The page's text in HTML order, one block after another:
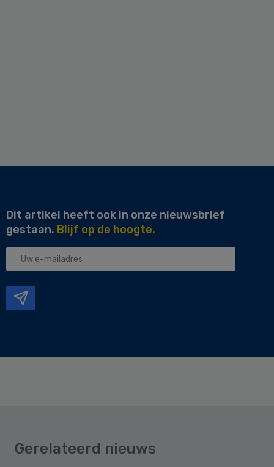
Dit artikel heeft ook in onze nieuwsbrief
gestaan. Blijf op de hoogte.
Uw
Gerelateerd nieuws